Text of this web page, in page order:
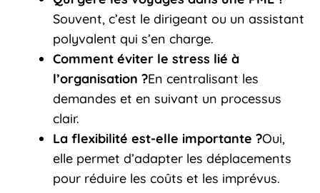
Souvent, c’est le dirigeant ou un assistant
polyvalent qui s’en charge.
Comment éviter le stress lié à
l’organisation ?En centralisant les
demandes et en suivant un processus
clair.
La flexibilité est-elle importante ?Oui,
elle permet d’adapter les déplacements
pour réduire les coûts et les imprévus.